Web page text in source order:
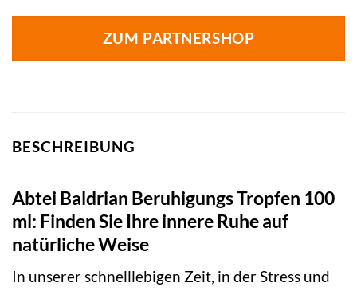
ZUM PARTNERSHOP
BESCHREIBUNG
Abtei Baldrian Beruhigungs Tropfen 100
ml: Finden Sie Ihre innere Ruhe auf
natürliche Weise
In unserer schnelllebigen Zeit, in der Stress und